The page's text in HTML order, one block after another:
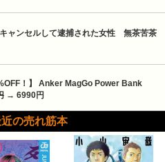
ャンセルして逮捕された女性　無茶苦茶
！】 Anker MagGo Power Bank
→ 6990円
の売れ筋本